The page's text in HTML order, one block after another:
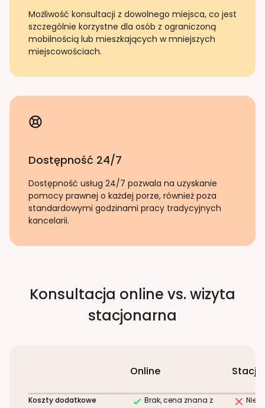
Możliwość konsultacji z dowolnego miejsca, co jest
szczególnie korzystne dla osób z ograniczoną
mobilnością lub mieszkających w mniejszych
miejscowościach.
Dostępność 24/7
Dostępność usług 24/7 pozwala na uzyskanie
pomocy prawnej o każdej porze, również poza
standardowymi godzinami pracy tradycyjnych
kancelarii.
Konsultacja online vs. wizyta
stacjonarna
Online
Koszty dodatkowe
Brak, cena znana z